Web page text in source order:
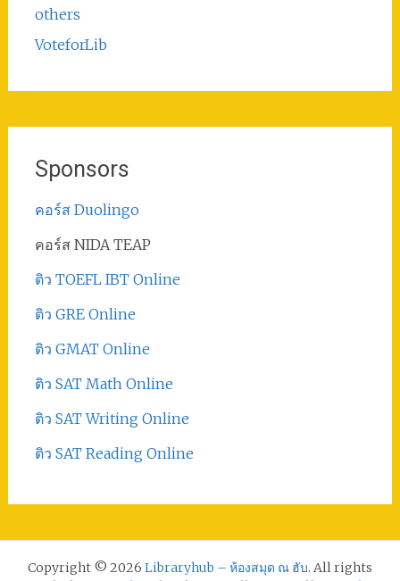
others
VoteforLib
Sponsors
คอร์ส Duolingo
คอร์ส NIDA TEAP
ติว TOEFL IBT Online
ติว GRE Online
ติว GMAT Online
ติว SAT Math Online
ติว SAT Writing Online
ติว SAT Reading Online
Copyright © 2026 Libraryhub – ห้องสมุด ณ ฮับ. All rights